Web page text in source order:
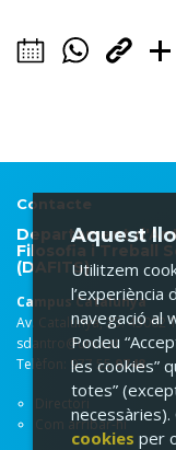
Contacte
Departament
Filosofia i Treball
(DAFITS)
Campus Catalunya
Av. Catalunya, 35. 43002
sdantro@urv.cat
Telèfon: 977 559748
Directori
Com arribar-hi
Aquest
Utilitzem
l’experiència
navegació al
Podeu
les cookies”
totes”
necessàries).
cookies per